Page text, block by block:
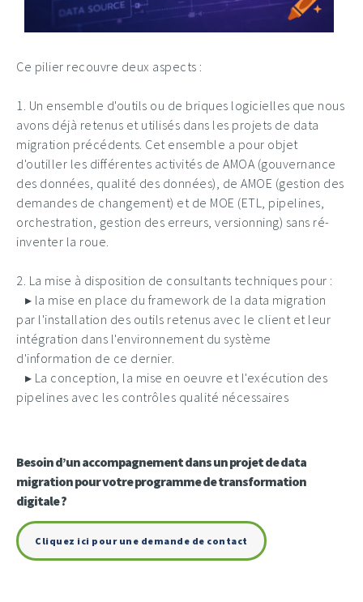
Ce pilier recouvre deux aspects :
1. Un ensemble d'outils ou de briques logicielles que nous
avons déjà retenus et utilisés dans les projets de data
migration précédents. Cet ensemble a pour objet
d'outiller les différentes activités de AMOA (gouvernance
des données, qualité des données), de AMOE (gestion des
demandes de changement) et de MOE (ETL, pipelines,
orchestration, gestion des erreurs, versionning) sans ré-
inventer la roue.
2. La mise à disposition de consultants techniques pour :
▸ la mise en place du framework de la data migration
par l'installation des outils retenus avec le client et leur
intégration dans l'environnement du système
d'information de ce dernier.
▸ La conception, la mise en oeuvre et l'exécution des
pipelines avec les contrôles qualité nécessaires
Besoin d’un accompagnement dans un projet de data
migration pour votre programme de transformation
digitale ?
Cliquez ici pour une demande de contact